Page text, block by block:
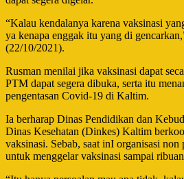
“Kalau kendalanya karena vaksinasi
ya kenapa enggak itu yang di
(22/10/2021).
Rusman menilai jika vaksinasi dapat
PTM dapat segera dibuka, serta itu
pengentasan Covid-19 di Kaltim.
Ia berharap Dinas Pendidikan dan
Dinas Kesehatan (Dinkes) Kaltim
vaksinasi. Sebab, saat inI organisasi non
untuk menggelar vaksinasi sampai